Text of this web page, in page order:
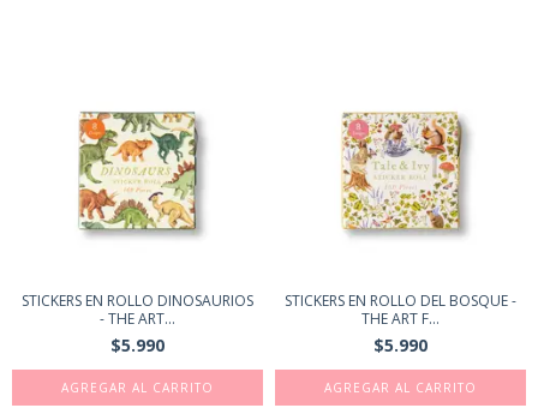
STICKERS EN ROLLO DINOSAURIOS
- THE ART...
$5.990
STICKERS EN ROLLO DEL BOSQUE -
THE ART F...
$5.990